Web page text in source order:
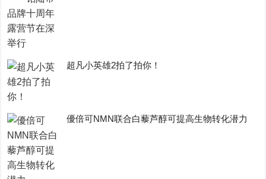
超凡小英雄2拍了拍你！
優倍可NMN联合白藜芦醇可提高生物转化潜力